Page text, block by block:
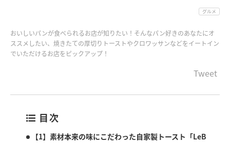
グルメ
おいしいパンが食べられるお店が知りたい！そんなパン好きのあなたにオ
ススメしたい、焼きたての厚切りトーストやクロワッサンなどをイートイン
でいただけるお店をピックアップ！
Tweet
目次
【1】素材本来の味にこだわった自家製トースト「LeB